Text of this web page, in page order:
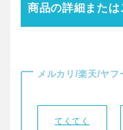
商品の詳細または
メルカリ/楽天/ヤフ
てくてく